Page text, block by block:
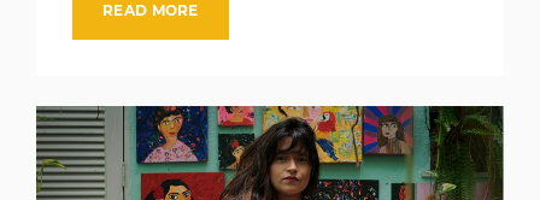
READ MORE